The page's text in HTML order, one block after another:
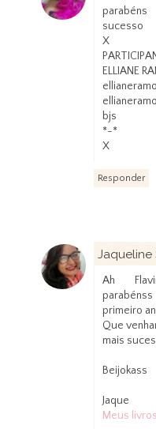
parabéns
sucesso
X
ELLIANE
bjs
*-*
X
Responder
Jaqueline
Ah
primeiro
Que
mais
Beijokass
Jaque
Meus